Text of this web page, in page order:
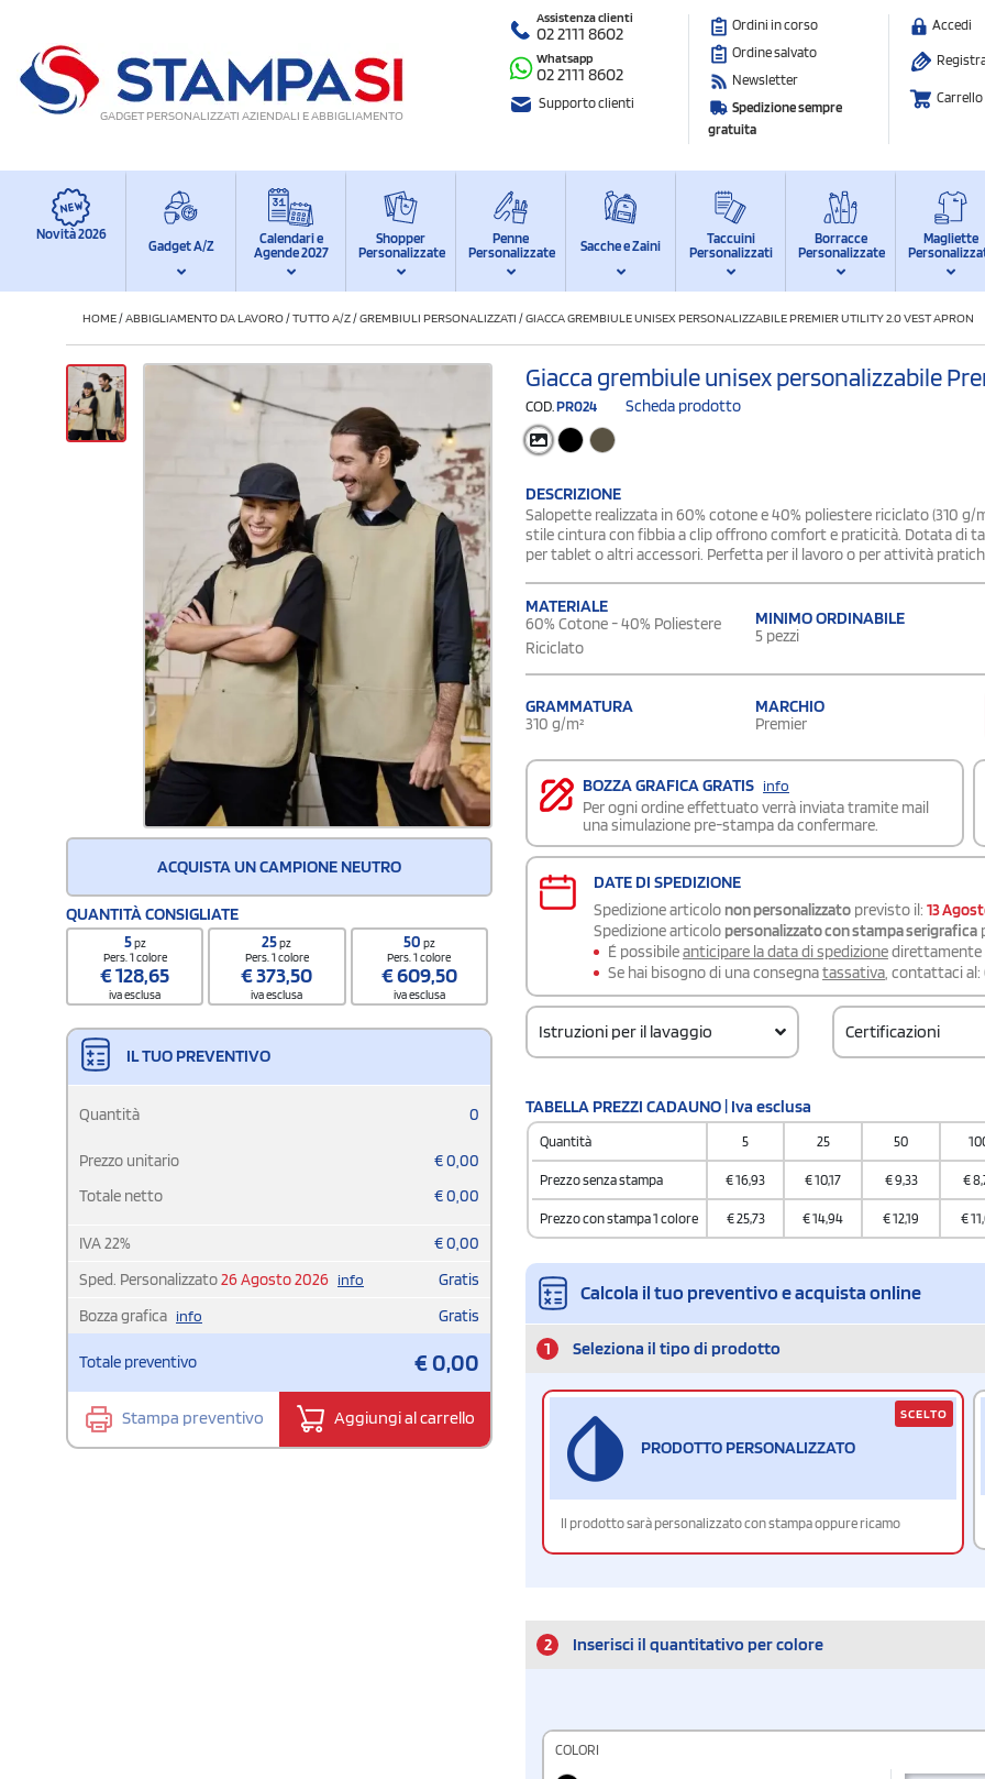
GADGET PERSONALIZZATI AZIENDALI E ABBIGLIAMENTO
Assistenza clienti
02 2111 8602
Whatsapp
02 2111 8602
Supporto clienti
Ordini in corso
Ordine salvato
Newsletter
Spedizione sempre
gratuita
Accedi
Carrello
Novità 2026
Gadget A/Z
Calendari e
Agende 2027
Shopper
Personalizzate
Penne
Personalizzate
Sacche e Zaini
Taccuini
Personalizzati
Borracce
Personalizzate
Magliette
HOME/ABBIGLIAMENTO DA LAVORO/TUTTO A/Z/GREMBIULI PERSONALIZZATI /GIACCA GREMBIULE UNISEX PERSONALIZZABILE PREMIER UTILITY 2.0 VEST APRON
ACQUISTA UN CAMPIONE NEUTRO
QUANTITÀ CONSIGLIATE
5pz
Pers. 1 colore
€128,65
iva esclusa
25pz
Pers. 1 colore
€373,50
iva esclusa
50 pz
Pers. 1 colore
€609,50
iva esclusa
IL TUO PREVENTIVO
Quantità 0
Prezzo unitario €0,00
Totale netto
€0,00
IVA22% €0,00
Sped. Personalizzato26 Agosto 2026 info
Gratis
Bozza grafica info Gratis
Totale preventivo €0,00
Stampa preventivo Aggiungi al carrello
Giacca grembiule unisex personalizzabile
COD. PR024 Scheda prodotto
DESCRIZIONE
Salopette realizzata in 60% cotone e 40% poliestere riciclato (310
stile cintura con fibbia a clip offrono comfort e praticità. Dotata di
per tablet o altri accessori. Perfetta per il lavoro o per attività
MATERIALE
60% Cotone - 40% Poliestere
Riciclato
MINIMO ORDINABILE
5 pezzi
GRAMMATURA
310 g/m²
MARCHIO
Premier
BOZZA GRAFICA GRATIS info
Per ogni ordine effettuato verrà inviata tramite mail
una simulazione pre-stampa da confermare.
DATE DI SPEDIZIONE
Spedizione articolo non personalizzato previsto il: 13
Spedizione articolo personalizzato con stampa serigrafica
É possibileanticipare la data di spedizionedirettamente
Se hai bisogno di una consegnatassativa , contattaci al:
Istruzioni per il lavaggio Certificazioni
TABELLA PREZZI CADAUNO | Iva esclusa
Quantità 5 25 50
Prezzo senza stampa €16,93 €10,17 €9,33 €
Prezzo con stampa 1 colore €25,73 €14,94 €12,19 €
Calcola il tuo preventivo e acquista online
1 Seleziona il tipo di prodotto
PRODOTTO PERSONALIZZATO
Il prodotto sarà personalizzato con stampa oppure ricamo
SCELTO
2 Inserisci il quantitativo per colore
COLORI